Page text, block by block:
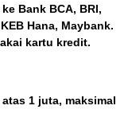
Bank BCA, BRI,
Hana, Maybank.
kartu kredit.
1 juta, maksimal